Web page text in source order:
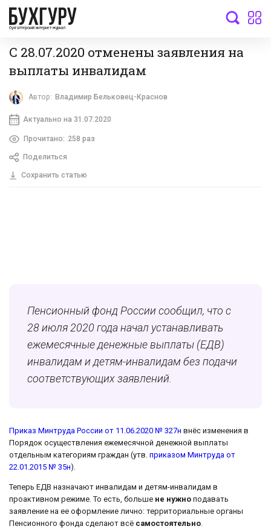
бухгалтерский интернет-журнал
С 28.07.2020 отменены заявления на
выплаты инвалидам
Автор: Владимир Бельковец-Краснов
Актуально на 31.07.2020
Прочитано: 258 раз
Поделиться
Сохранить статью
Пенсионный фонд России сообщил, что с
28 июля 2020 года начал устанавливать
ежемесячные денежные выплаты (ЕДВ)
инвалидам и детям-инвалидам без подачи
соответствующих заявлений.
Приказ Минтруда России от 11.06.2020 № 327н внёс изменения в
Порядок осуществления ежемесячной денежной выплаты
отдельным категориям граждан (утв. приказом Минтруда от
22.01.2015 № 35н).
Теперь ЕДВ назначают инвалидам и детям-инвалидам в
проактивном режиме. То есть, больше не нужно подавать
заявление на ее оформление лично: территориальные органы
Пенсионного фонда сделают всё самостоятельно.